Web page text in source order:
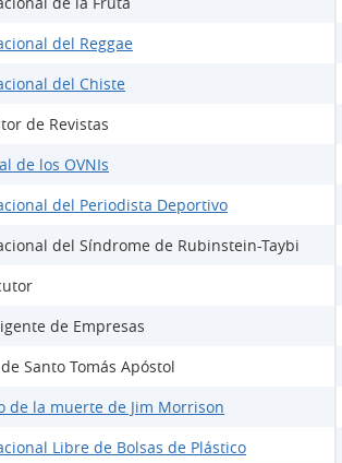
del Reggae
del Chiste
de Revistas
de los OVNIs
del Periodista Deportivo
del Síndrome de Rubinstein-Taybi
de Empresas
Santo Tomás Apóstol
de la muerte de Jim Morrison
Libre de Bolsas de Plástico